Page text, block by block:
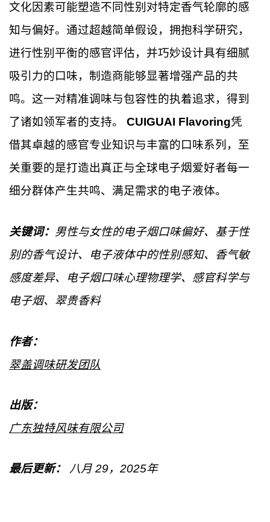
文化因素可能塑造不同性别对特定香气轮廓的感
知与偏好。通过超越简单假设，拥抱科学研究，
进行性别平衡的感官评估，并巧妙设计具有细腻
吸引力的口味，制造商能够显著增强产品的共
鸣。这一对精准调味与包容性的执着追求，得到
了诸如领军者的支持。 CUIGUAI Flavoring凭
借其卓越的感官专业知识与丰富的口味系列，至
关重要的是打造出真正与全球电子烟爱好者每一
细分群体产生共鸣、满足需求的电子液体。
关键词： 男性与女性的电子烟口味偏好、基于性
别的香气设计、电子液体中的性别感知、香气敏
感度差异、电子烟口味心理物理学、感官科学与
电子烟、翠贵香料
作者：
翠盖调味研发团队
出版：
广东独特风味有限公司
最后更新： 八月 29，2025年